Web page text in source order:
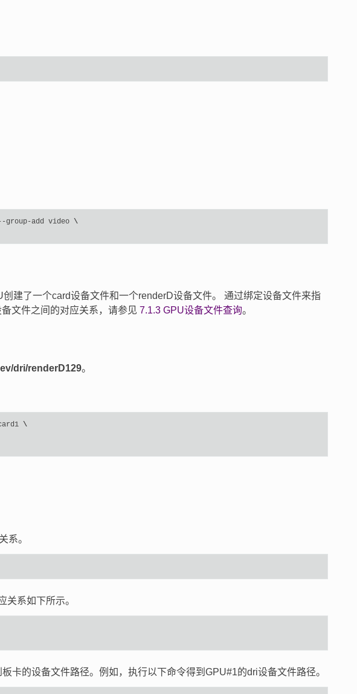
group-add video \
创建了一个card设备文件和一个renderD设备文件。 通过绑定设备文件来指
备文件之间的对应关系，请参见 7.1.3 GPU设备文件查询。
dri/renderD129。
\
系。
关系如下所示。
卡的设备文件路径。例如，执行以下命令得到GPU#1的dri设备文件路径。